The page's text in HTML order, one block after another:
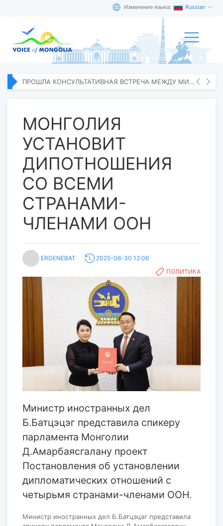
Изменение языка: Russian
ПРОШЛА КОНСУЛЬТАТИВНАЯ ВСТРЕЧА МЕЖДУ МИД МОНГОЛИИ И ЯПОНИИ
МОНГОЛИЯ
УСТАНОВИТ
ДИПОТНОШЕНИЯ
СО ВСЕМИ
СТРАНАМИ-
ЧЛЕНАМИ ООН
ERDENEBAT
2025-06-30 12:06
ПОЛИТИКА
Министр иностранных дел
Б.Батцэцэг представила спикеру
парламента Монголии
Д.Амарбаясгалану проект
Постановления об установлении
дипломатических отношений с
четырьмя странами-членами ООН.
Министр иностранных дел Б.Батцэцэг представила